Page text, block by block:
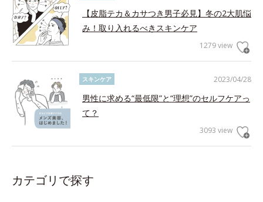
【皮脂テカ＆カサつき男子必見】冬の2大肌悩
み！取り入れるべきスキンケア
1279 view
2023/04/28
スキンケア
男性に求める“最低限”と“理想”のセルフケアっ
て？
3093 view
カテゴリで探す